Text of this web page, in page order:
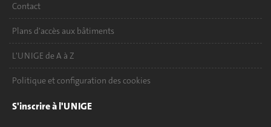
Contact
Plans d'accès aux bâtiments
L'UNIGE de A à Z
Politique et configuration des cookies
S'inscrire à l'UNIGE